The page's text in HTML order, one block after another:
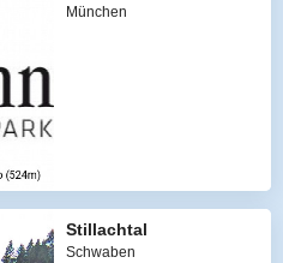
München
Stillachtal
Schwaben